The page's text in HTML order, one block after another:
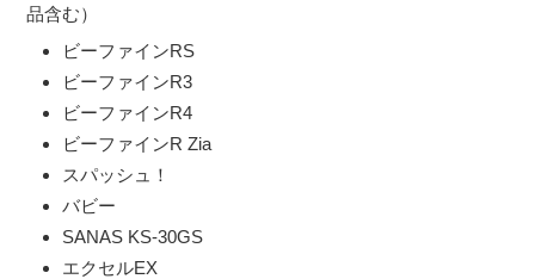
品含む）
ビーファインRS
ビーファインR3
ビーファインR4
ビーファインR Zia
スパッシュ！
バビー
SANAS KS-30GS
エクセルEX